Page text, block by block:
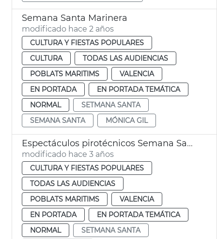
Semana Santa Marinera
modificado hace 2 años
CULTURA Y FIESTAS POPULARES
CULTURA
TODAS LAS AUDIENCIAS
POBLATS MARITIMS
VALENCIA
EN PORTADA
EN PORTADA TEMÁTICA
NORMAL
SETMANA SANTA
SEMANA SANTA
MÓNICA GIL
Espectáculos pirotécnicos Semana Santa
modificado hace 3 años
CULTURA Y FIESTAS POPULARES
TODAS LAS AUDIENCIAS
POBLATS MARITIMS
VALENCIA
EN PORTADA
EN PORTADA TEMÁTICA
NORMAL
SETMANA SANTA